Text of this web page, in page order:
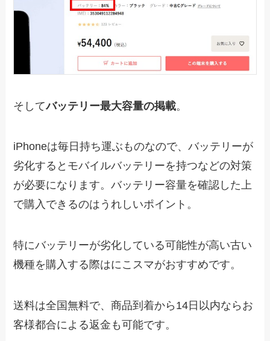
そしてバッテリー最大容量の掲載。
iPhoneは毎日持ち運ぶものなので、バッテリーが
劣化するとモバイルバッテリーを持つなどの対策
が必要になります。バッテリー容量を確認した上
で購入できるのはうれしいポイント。
特にバッテリーが劣化している可能性が高い古い
機種を購入する際はにこスマがおすすめです。
送料は全国無料で、商品到着から14日以内ならお
客様都合による返金も可能です。